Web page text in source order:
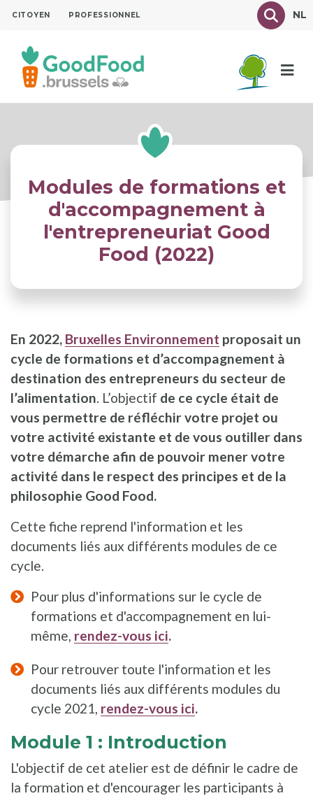
Aller
contenu
principal
CITOYEN PROFESSIONNEL TexteNL
Modules de formations et
d'accompagnement à
l'entrepreneuriat Good
Food (2022)
En 2022, Bruxelles Environnement proposait un
cycle de formations et d’accompagnement à
destination des entrepreneurs du secteur de
l’alimentation. L’objectif de ce cycle était de
vous permettre de réfléchir votre projet ou
votre activité existante et de vous outiller dans
votre démarche afin de pouvoir mener votre
activité dans le respect des principes et de la
philosophie Good Food.
Cette fiche reprend l'information et les
documents liés aux différents modules de ce
cycle.
Pour plus d'informations sur le cycle de
formations et d'accompagnement en lui-
même, rendez-vous ici.
Pour retrouver toute l'information et les
documents liés aux différents modules du
cycle 2021, rendez-vous ici.
Module 1 : Introduction
L'objectif de cet atelier est de définir le cadre de
la formation et d'encourager les participants à